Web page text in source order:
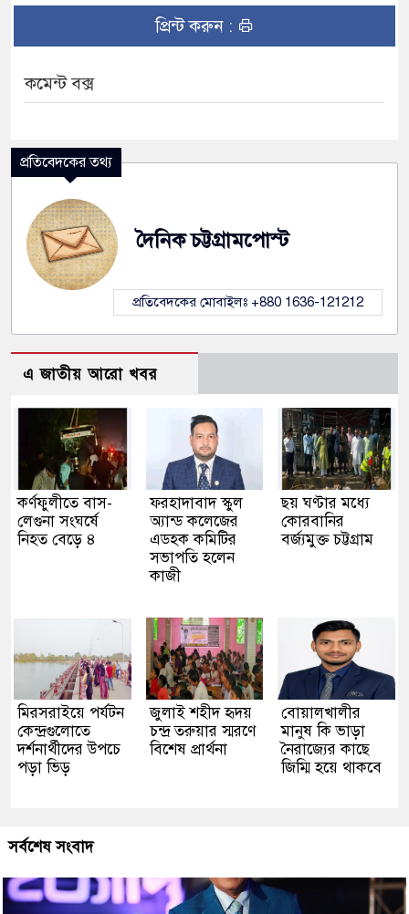
প্রিন্ট করুন :
কমেন্ট বক্স
প্রতিবেদকের তথ্য
দৈনিক চট্টগ্রামপোস্ট
প্রতিবেদকের মোবাইলঃ +880 1636-121212
এ জাতীয় আরো খবর
কর্ণফুলীতে বাস-
লেগুনা সংঘর্ষে
নিহত বেড়ে ৪
ফরহাদাবাদ স্কুল
অ্যান্ড কলেজের
এডহক কমিটির
সভাপতি হলেন
কাজী
ছয় ঘণ্টার মধ্যে
কোরবানির
বর্জ্যমুক্ত চট্টগ্রাম
মিরসরাইয়ে পর্যটন
কেন্দ্রগুলোতে
দর্শনার্থীদের উপচে
পড়া ভিড়
জুলাই শহীদ হৃদয়
চন্দ্র তরুয়ার স্মরণে
বিশেষ প্রার্থনা
বোয়ালখালীর
মানুষ কি ভাড়া
নৈরাজ্যের কাছে
জিম্মি হয়ে থাকবে
সর্বশেষ সংবাদ